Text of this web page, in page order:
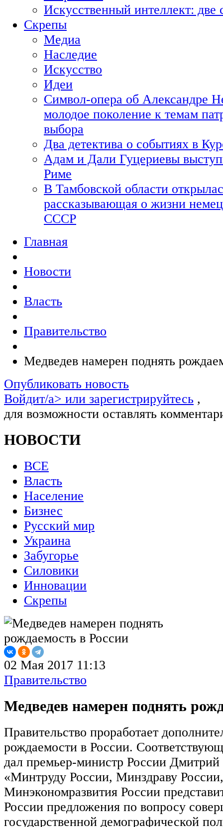
Искусственный интеллект:
Скрепы
Медиа
Наследие
Искусство
Идеи
Символ-опера об Александре
молодое поколение к темам
выбора
Два детектива о событиях в
Адам и Дали Гуцериевы
Риме
В Тамбовской области
рассказывающая о жизни
СССР
Главная
Новости
Власть
Правительство
Медведев намерен поднять
Опубликовать новость
Войдит/a> или зарегистрируйтесь ,
для возможности оставлять
НОВОСТИ
ВСЕ
Власть
Население
Бизнес
Русский мир
Украина
Забугорье
Силовики
Инновации
Скрепы
02 Мая 2017 11:13
Правительство
Медведев намерен поднять
Правительство проработает
рождаемости в России.
дал премьер-министр России
«Минтруду России, Минздраву
Минэкономразвития России
России предложения по вопросу
государственной демографической